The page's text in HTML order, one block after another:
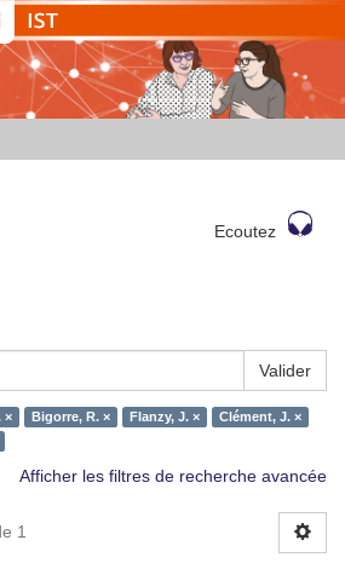
Ecoutez
Valider
× Bigorre, R. × Flanzy, J. ×
Clément, J. ×
Afficher les filtres de recherche avancée
1